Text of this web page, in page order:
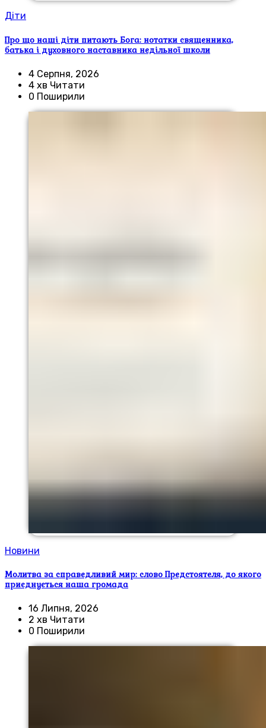
Діти
Про що наші діти питають Бога: нотатки священника,
батька і духовного наставника недільної школи
4 Серпня, 2026
4 хв Читати
0 Поширили
Новини
Молитва за справедливий мир: слово Предстоятеля, до якого
приєднується наша громада
16 Липня, 2026
2 хв Читати
0 Поширили